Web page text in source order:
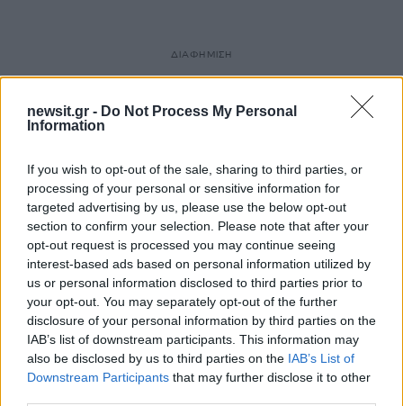
newsit.gr - Do Not Process My Personal
Information
If you wish to opt-out of the sale, sharing to third parties, or
processing of your personal or sensitive information for
targeted advertising by us, please use the below opt-out
section to confirm your selection. Please note that after your
opt-out request is processed you may continue seeing
interest-based ads based on personal information utilized by
us or personal information disclosed to third parties prior to
your opt-out. You may separately opt-out of the further
disclosure of your personal information by third parties on the
IAB’s list of downstream participants. This information may
also be disclosed by us to third parties on the IAB’s List of
Downstream Participants that may further disclose it to other
ΔΙΑΦΗΜΙΣΗ